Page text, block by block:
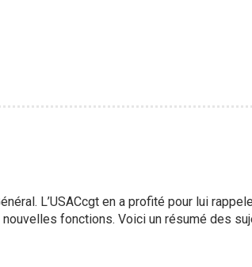
L’USACcgt en a profité pour lui
fonctions. Voici un résumé des